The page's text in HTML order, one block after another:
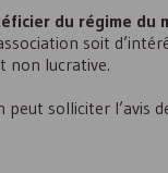
du régime du
soit
non lucrative.
solliciter l’avis